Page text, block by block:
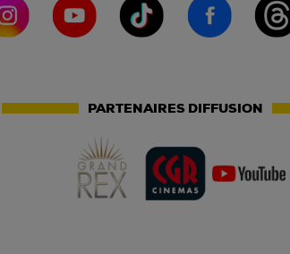
PARTENAIRES DIFFUSION